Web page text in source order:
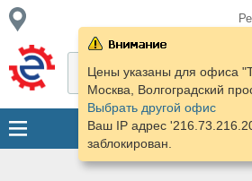
Цены указаны для офиса
Москва, Волгоградский
Выбрать другой офис
Ваш IP адрес
заблокирован.